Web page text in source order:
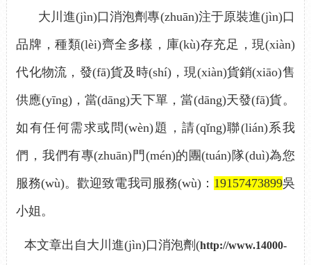
大川進(jìn)口消泡劑專(zhuān)注于原裝進(jìn)口
品牌，種類(lèi)齊全多樣，庫(kù)存充足，現(xiàn)
代化物流，發(fā)貨及時(shí)，現(xiàn)貨銷(xiāo)售
供應(yīng)，當(dāng)天下單，當(dāng)天發(fā)貨。
如有任何需求或問(wèn)題，請(qǐng)聯(lián)系我
們，我們有專(zhuān)門(mén)的團(tuán)隊(duì)為您
服務(wù)。歡迎致電我司服務(wù)： 19157473899吳
小姐。
本文章出自大川進(jìn)口消泡劑(http://www.14000-